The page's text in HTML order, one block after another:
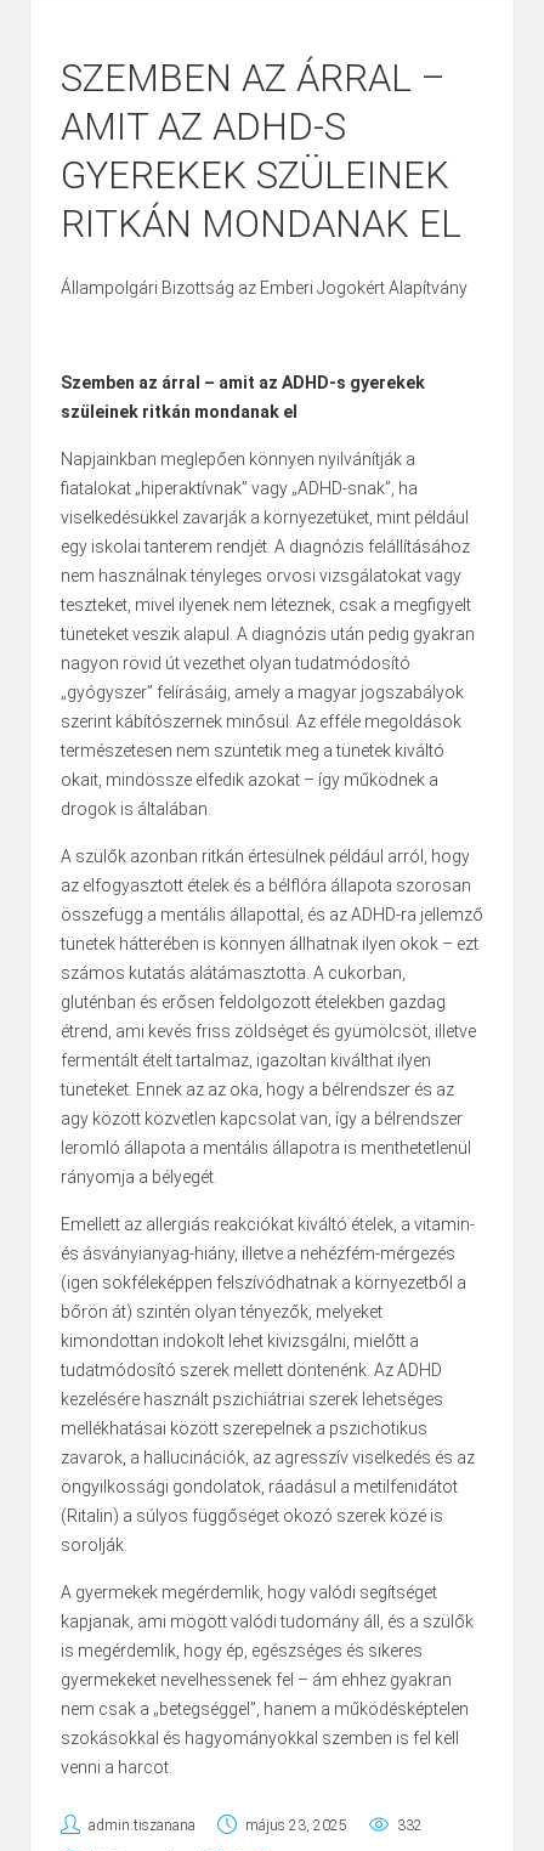
SZEMBEN AZ ÁRRAL –
AMIT AZ ADHD-S
GYEREKEK SZÜLEINEK
RITKÁN MONDANAK EL
Állampolgári Bizottság az Emberi Jogokért Alapítvány
Szemben az árral – amit az ADHD-s gyerekek
szüleinek ritkán mondanak el
Napjainkban meglepően könnyen nyilvánítják a
fiatalokat „hiperaktívnak” vagy „ADHD-snak”, ha
viselkedésükkel zavarják a környezetüket, mint például
egy iskolai tanterem rendjét. A diagnózis felállításához
nem használnak tényleges orvosi vizsgálatokat vagy
teszteket, mivel ilyenek nem léteznek, csak a megfigyelt
tüneteket veszik alapul. A diagnózis után pedig gyakran
nagyon rövid út vezethet olyan tudatmódosító
„gyógyszer” felírásáig, amely a magyar jogszabályok
szerint kábítószernek minősül. Az efféle megoldások
természetesen nem szüntetik meg a tünetek kiváltó
okait, mindössze elfedik azokat – így működnek a
drogok is általában.
A szülők azonban ritkán értesülnek például arról, hogy
az elfogyasztott ételek és a bélflóra állapota szorosan
összefügg a mentális állapottal, és az ADHD-ra jellemző
tünetek hátterében is könnyen állhatnak ilyen okok – ezt
számos kutatás alátámasztotta. A cukorban,
gluténban és erősen feldolgozott ételekben gazdag
étrend, ami kevés friss zöldséget és gyümölcsöt, illetve
fermentált ételt tartalmaz, igazoltan kiválthat ilyen
tüneteket. Ennek az az oka, hogy a bélrendszer és az
agy között közvetlen kapcsolat van, így a bélrendszer
leromló állapota a mentális állapotra is menthetetlenül
rányomja a bélyegét.
Emellett az allergiás reakciókat kiváltó ételek, a vitamin-
és ásványianyag-hiány, illetve a nehézfém-mérgezés
(igen sokféleképpen felszívódhatnak a környezetből a
bőrön át) szintén olyan tényezők, melyeket
kimondottan indokolt lehet kivizsgálni, mielőtt a
tudatmódosító szerek mellett döntenénk. Az ADHD
kezelésére használt pszichiátriai szerek lehetséges
mellékhatásai között szerepelnek a pszichotikus
zavarok, a hallucinációk, az agresszív viselkedés és az
öngyilkossági gondolatok, ráadásul a metilfenidátot
(Ritalin) a súlyos függőséget okozó szerek közé is
sorolják.
A gyermekek megérdemlik, hogy valódi segítséget
kapjanak, ami mögött valódi tudomány áll, és a szülők
is megérdemlik, hogy ép, egészséges és sikeres
gyermekeket nevelhessenek fel – ám ehhez gyakran
nem csak a „betegséggel”, hanem a működésképtelen
szokásokkal és hagyományokkal szemben is fel kell
venni a harcot.
admin.tiszanana május 23, 2025 332